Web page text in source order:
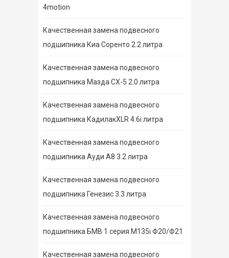
4motion
Качественная замена подвесного
подшипника Киа Соренто 2.2 литра
Качественная замена подвесного
подшипника Мазда СХ-5 2.0 литра
Качественная замена подвесного
подшипника КадилакXLR 4.6i литра
Качественная замена подвесного
подшипника Ауди А8 3.2 литра
Качественная замена подвесного
подшипника Генезис 3.3 литра
Качественная замена подвесного
подшипника БМВ 1 серия M135i Ф20/Ф21
Качественная замена подвесного